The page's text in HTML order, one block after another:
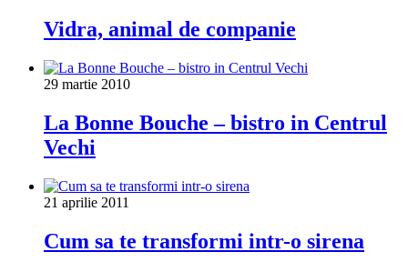
Vidra, animal de companie
29 martie 2010
La Bonne Bouche – bistro in Centrul
Vechi
21 aprilie 2011
Cum sa te transformi intr-o sirena